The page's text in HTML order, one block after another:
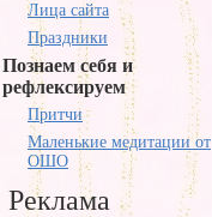
Лица сайта
Праздники
Познаем себя и
рефлексируем
Притчи
Маленькие медитации от
ОШО
Реклама